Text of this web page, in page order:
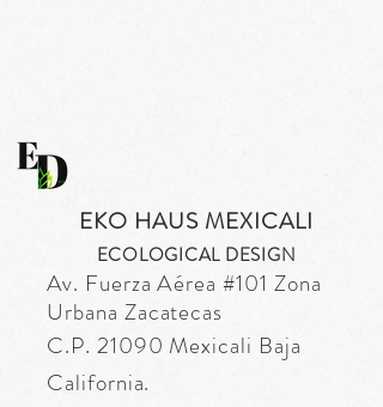
EKO HAUS MEXICALI
ECOLOGICAL DESIGN
Av. FuerzaAérea #101 Zona
Urbana Zacatecas
C.P. 21090 Mexicali Baja
California.